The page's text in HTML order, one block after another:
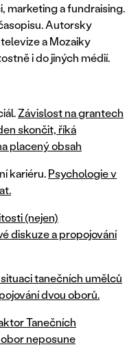
marketing a fundraising.
Autorsky
a Mozaiky
i do jiných médií.
Závislost na grantech
skončit, říká
placený obsah
kariéru.Psychologie v
(nejen)
diskuze a propojování
tanečních umělců
dvou oborů.
Tanečních
neposune